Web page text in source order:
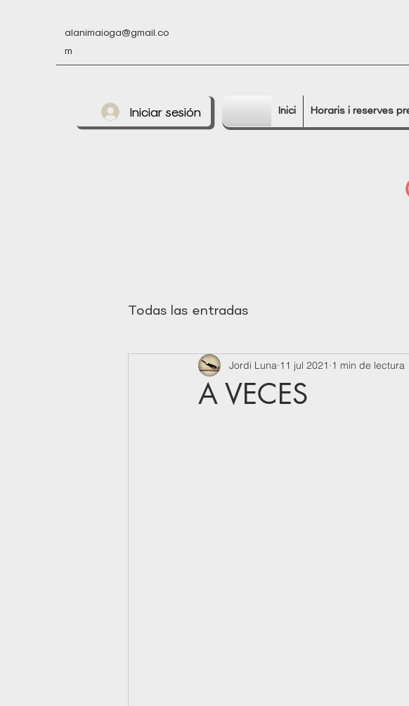
alanimaioga@gmail.co
m
Iniciar sesión Inici Horaris i reserves
Todas las entradas
A VECES
Jordi Luna 11 jul 2021 1 min de lectura